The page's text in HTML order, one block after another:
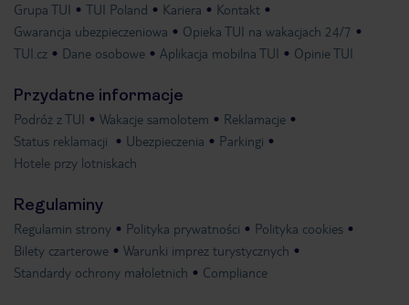
Grupa TUI TUI Poland Kariera
Kontakt
Gwarancja ubezpieczeniowa
Opieka TUI na wakacjach 24/7
TUI.cz
Dane osobowe Aplikacja mobilna TUI Opinie TUI
Przydatne informacje
Podróż z TUI Wakacje samolotem
Reklamacje
Status reklamacji
Ubezpieczenia
Parkingi
Hotele przy lotniskach
Regulaminy
Regulamin strony Polityka prywatności
Polityka cookies
Bilety czarterowe
Warunki imprez turystycznych
Standardy ochrony małoletnich
Compliance